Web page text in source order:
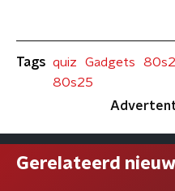
Tags quiz Gadgets
80s25
Gerelateerd